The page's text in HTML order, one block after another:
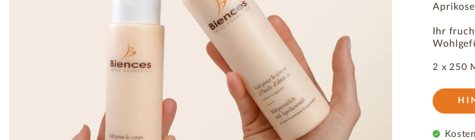
Ihr
2 x 250